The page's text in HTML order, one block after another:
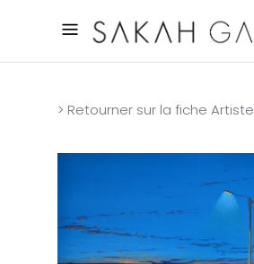
> Retourner sur la fiche Artiste